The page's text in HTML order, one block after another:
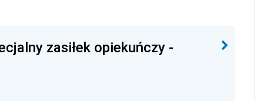
zasiłek opiekuńczy -